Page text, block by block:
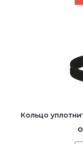
Кольцо